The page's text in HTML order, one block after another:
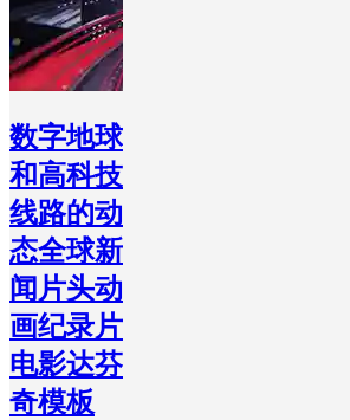
数字地球
和高科技
线路的动
态全球新
闻片头动
画纪录片
电影达芬
奇模板